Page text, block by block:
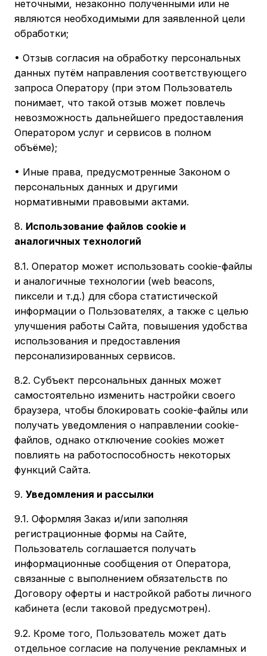
неточными, незаконно полученными или не
являются необходимыми для заявленной цели
обработки;
• Отзыв согласия на обработку персональных
данных путём направления соответствующего
запроса Оператору (при этом Пользователь
понимает, что такой отзыв может повлечь
невозможность дальнейшего предоставления
Оператором услуг и сервисов в полном
объёме);
• Иные права, предусмотренные Законом о
персональных данных и другими
нормативными правовыми актами.
8. Использование файлов cookie и
аналогичных технологий
8.1. Оператор может использовать cookie-файлы
и аналогичные технологии (web beacons,
пиксели и т.д.) для сбора статистической
информации о Пользователях, а также с целью
улучшения работы Сайта, повышения удобства
использования и предоставления
персонализированных сервисов.
8.2. Субъект персональных данных может
самостоятельно изменить настройки своего
браузера, чтобы блокировать cookie-файлы или
получать уведомления о направлении cookie-
файлов, однако отключение cookies может
повлиять на работоспособность некоторых
функций Сайта.
9. Уведомления и рассылки
9.1. Оформляя Заказ и/или заполняя
регистрационные формы на Сайте,
Пользователь соглашается получать
информационные сообщения от Оператора,
связанные с выполнением обязательств по
Договору оферты и настройкой работы личного
кабинета (если таковой предусмотрен).
9.2. Кроме того, Пользователь может дать
отдельное согласие на получение рекламных и